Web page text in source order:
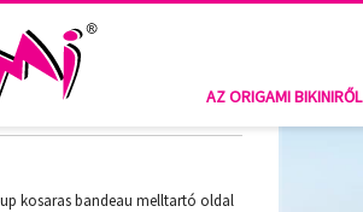
AZ ORIGAMI BIKINIRŐL
BORA BORA B-437
B-437
kosaras bandeau melltartó oldal